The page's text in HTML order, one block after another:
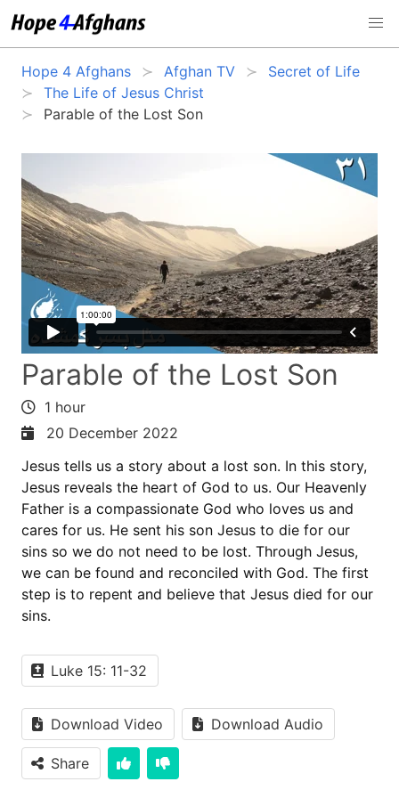
Hope 4 Afghans Afghan TV
Secret of Life
The Life of Jesus Christ
Parable of the Lost Son
Parable of the Lost Son
1 hour
20 December 2022
Jesus tells us a story about a lost son. In this story,
Jesus reveals the heart of God to us. Our Heavenly
Father is a compassionate God who loves us and
cares for us. He sent his son Jesus to die for our
sins so we do not need to be lost. Through Jesus,
we can be found and reconciled with God. The first
step is to repent and believe that Jesus died for our
sins.
Luke 15: 11-32
Download Video Download Audio
Share